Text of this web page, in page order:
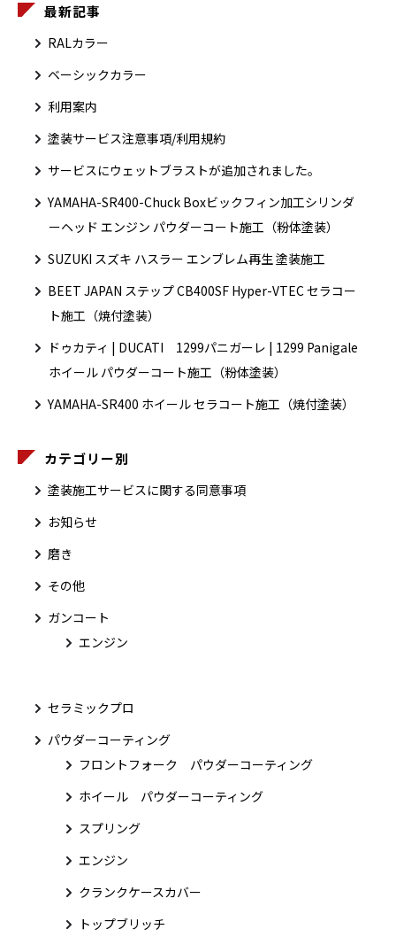
最新記事
RALカラー
ベーシックカラー
利用案内
塗装サービス注意事項/利用規約
サービスにウェットブラストが追加されました。
YAMAHA-SR400-Chuck Boxビックフィン加工シリンダ
ーヘッド エンジン パウダーコート施工（粉体塗装）
SUZUKI スズキ ハスラー エンブレム再生 塗装施工
BEET JAPAN ステップ CB400SF Hyper-VTEC セラコー
ト施工（焼付塗装）
ドゥカティ | DUCATI 1299パニガーレ | 1299 Panigale
ホイール パウダーコート施工（粉体塗装）
YAMAHA-SR400 ホイール セラコート施工（焼付塗装）
カテゴリー別
塗装施工サービスに関する同意事項
お知らせ
磨き
その他
ガンコート
エンジン
セラミックプロ
パウダーコーティング
フロントフォーク パウダーコーティング
ホイール パウダーコーティング
スプリング
エンジン
クランクケースカバー
トップブリッチ